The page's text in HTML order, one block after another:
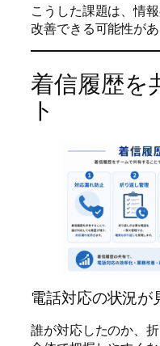
こうした課題は、情
改善できる可能性があ
着信履歴を
ト
電話対応の状況が
誰が対応したのか、